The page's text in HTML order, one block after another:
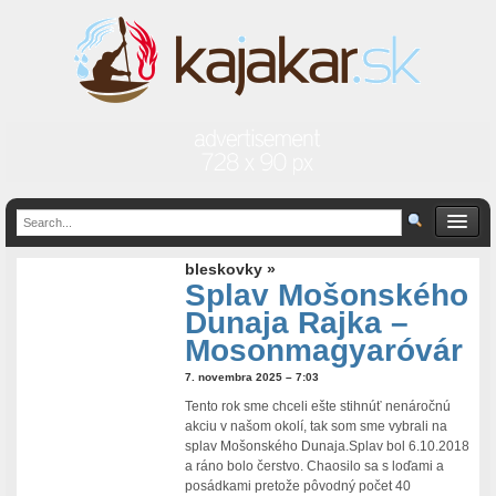
bleskovky »
Splav Mošonského
Dunaja Rajka –
Mosonmagyaróvár
7. novembra 2025 – 7:03
Tento rok sme chceli ešte stihnúť nenáročnú
akciu v našom okolí, tak som sme vybrali na
splav Mošonského Dunaja.Splav bol 6.10.2018
a ráno bolo čerstvo. Chaosilo sa s loďami a
posádkami pretože pôvodný počet 40